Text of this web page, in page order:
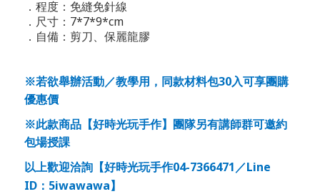
．程度：免縫免針線
． 尺寸： 7*7*9*cm
． 自備：剪刀、保麗龍膠
※若欲舉辦活動／教學用，同款材料包30入可享團購
優惠價
※此款商品【好時光玩手作】團隊另有講師群可邀約
包場授課
以上歡迎洽詢【好時光玩手作04-7366471／Line
ID ： 5iwawawa】